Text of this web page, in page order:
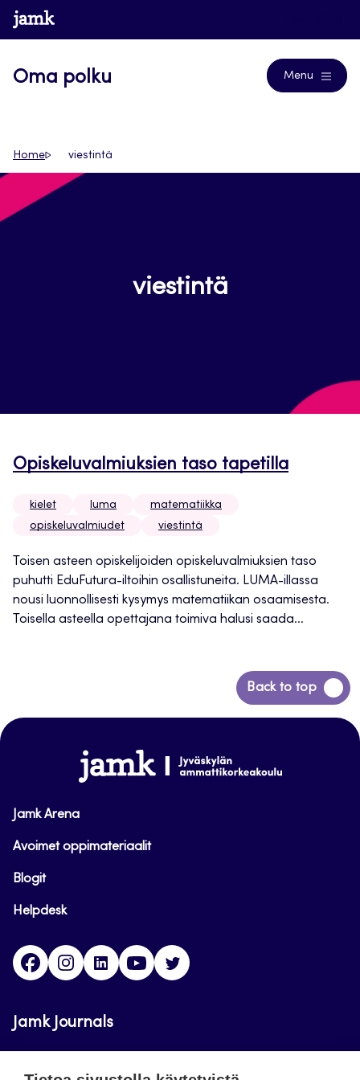
Siirry
suoraan
www.jamk.fi
Oma polku Menu
Home viestintä
viestintä
Opiskeluvalmiuksien taso tapetilla
kielet luma
matematiikka
opiskeluvalmiudet
viestintä
Toisen asteen opiskelijoiden opiskeluvalmiuksien taso
puhutti EduFutura-iltoihin osallistuneita. LUMA-illassa
nousi luonnollisesti kysymys matematiikan osaamisesta.
Toisella asteella opettajana toimiva halusi saada...
Back to top
Siirry
takaisin
www.jamk.fi
Jamk Arena
Avoimet oppimateriaalit
Blogit
Helpdesk
FacebookInstagram
LinkedInYoutube
Jamk Journals